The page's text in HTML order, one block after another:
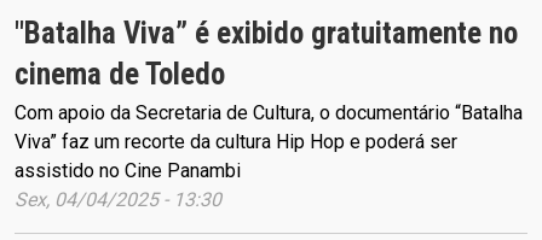
"Batalha Viva” é exibido gratuitamente no
cinema de Toledo
Com apoio da Secretaria de Cultura, o documentário “Batalha
Viva” faz um recorte da cultura Hip Hop e poderá ser
assistido no Cine Panambi
Sex, 04/04/2025 - 13:30